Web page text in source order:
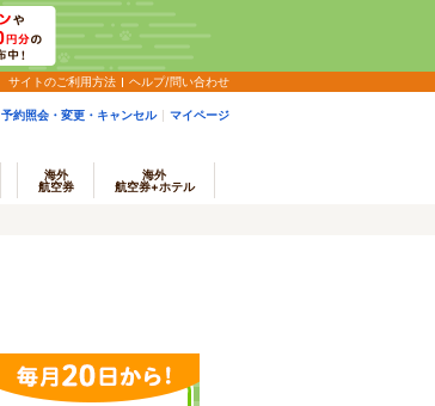
サイトのご利用方法 ヘルプ/問い合わせ
予約照会・変更・キャンセル マイページ
海外
航空券
海外
航空券+ホテル